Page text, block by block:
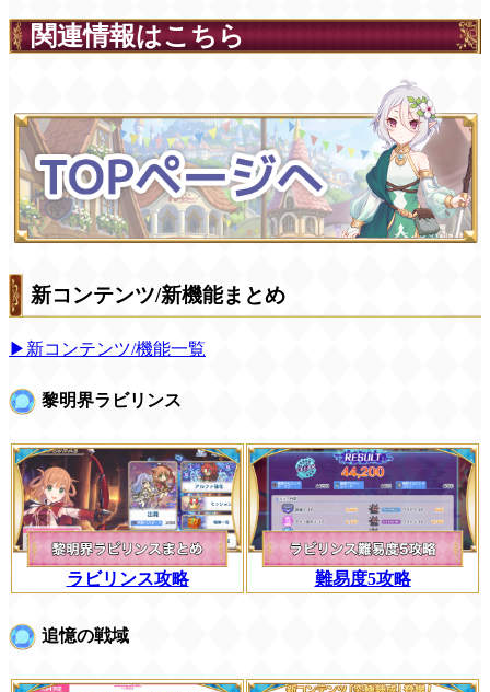
関連情報はこちら
新コンテンツ/新機能まとめ
▶新コンテンツ/機能一覧
黎明界ラビリンス
ラビリンス攻略 難易度5攻略
追憶の戦域